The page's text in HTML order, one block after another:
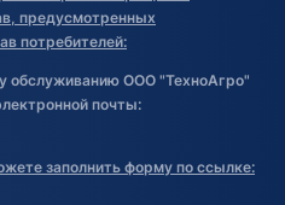
предусмотренных
потребителей:
обслуживанию ООО "ТехноАгро"
почты:
заполнить форму по ссылке: